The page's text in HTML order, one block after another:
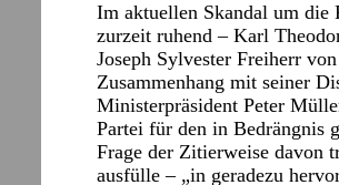
Im aktuellen Skandal um die
zurzeit ruhend – Karl
Joseph Sylvester Freiherr
Zusammenhang mit seiner
Ministerpräsident Peter
Partei für den in Bedrängnis
Frage der Zitierweise davon
ausfülle – „in geradezu